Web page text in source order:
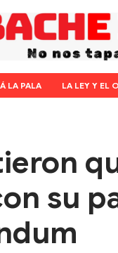
LA PALA LA LEY Y EL
su